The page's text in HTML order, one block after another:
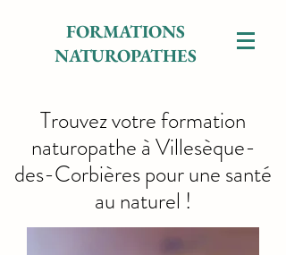
FORMATIONS
NATUROPATHES
Trouvez votre formation
naturopathe à Villesèque-
des-Corbières pour une santé
au naturel !